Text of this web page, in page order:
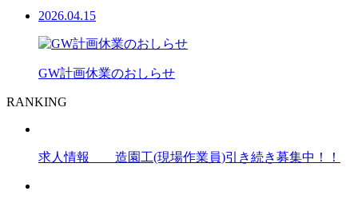
2026.04.15
GW計画休業のおしらせ
RANKING
求人情報 造園工(現場作業員)引き続き募集中！！